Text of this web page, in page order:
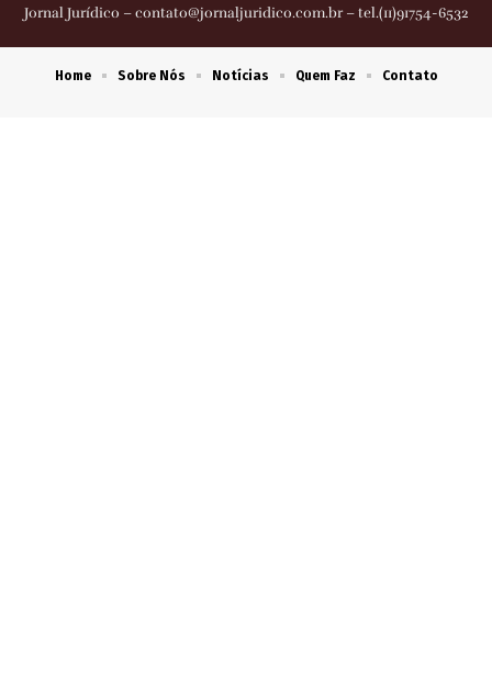
Jornal Jurídico –contato@jornaljuridico.com.br– tel.(11)91754-6532
Home Sobre Nós Notícias Quem Faz Contato